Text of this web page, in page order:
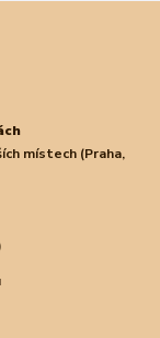
místech (Praha,